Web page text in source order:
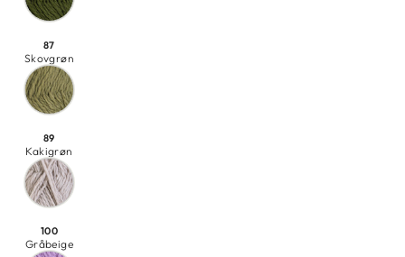
87
Skovgrøn
89
Kakigrøn
100
Gråbeige